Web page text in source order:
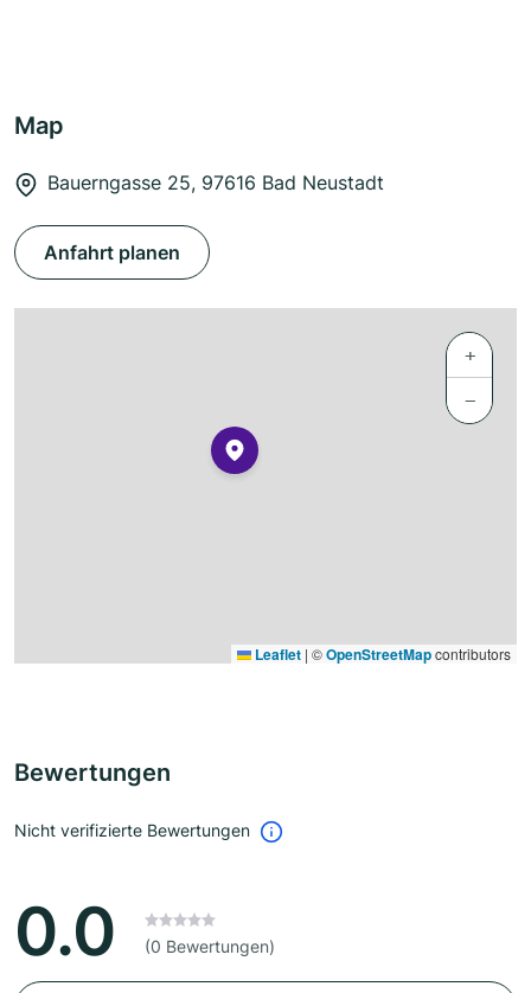
Map
Bauerngasse 25, 97616 Bad Neustadt
Anfahrt planen
+
−
Leaflet | ©OpenStreetMapcontributors
Bewertungen
Nicht verifizierte Bewertungen
0.0 (0 Bewertungen)